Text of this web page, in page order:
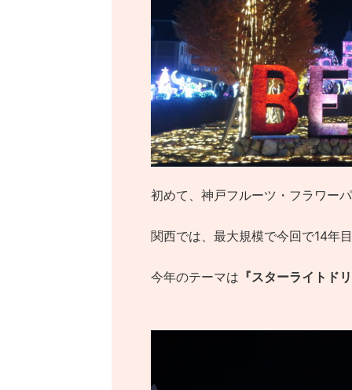
初めて、神戸フルーツ・フラワー
関西では、最大規模で今回で14年
今年のテーマは 『スターライトド